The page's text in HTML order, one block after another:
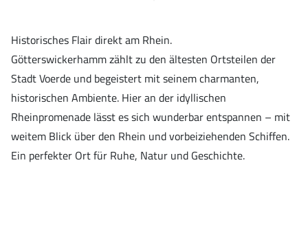
Historisches Flair direkt am Rhein.
Götterswickerhamm zählt zu den ältesten Ortsteilen der
Stadt Voerde und begeistert mit seinem charmanten,
historischen Ambiente. Hier an der idyllischen
Rheinpromenade lässt es sich wunderbar entspannen – mit
weitem Blick über den Rhein und vorbeiziehenden Schiffen.
Ein perfekter Ort für Ruhe, Natur und Geschichte.